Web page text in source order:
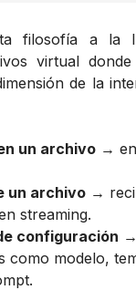
filosofía a la
virtual
de la
un archivo →
un archivo →
streaming.
configuración
como modelo,